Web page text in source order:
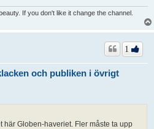
If you don't like it change the channel.
och publiken i övrigt
1
här Globen-haveriet. Fler måste ta upp